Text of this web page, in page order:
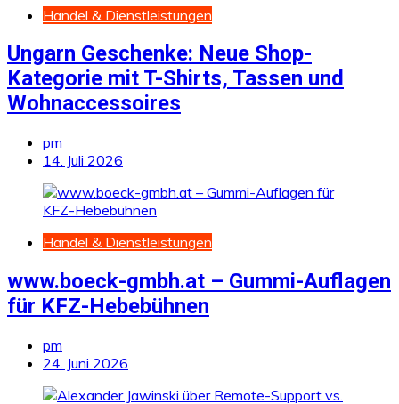
Handel & Dienstleistungen
Ungarn Geschenke: Neue Shop-
Kategorie mit T-Shirts, Tassen und
Wohnaccessoires
pm
14. Juli 2026
Handel & Dienstleistungen
www.boeck-gmbh.at – Gummi-Auflagen
für KFZ-Hebebühnen
pm
24. Juni 2026